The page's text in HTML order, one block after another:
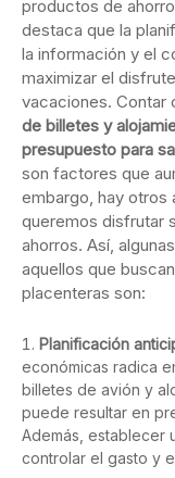
productos de
destaca que la
la información y el
maximizar el
vacaciones. Contar
de billetes y
presupuesto para
son factores que
embargo, hay otros
queremos disfrutar
ahorros. Así,
aquellos que
placenteras son:
Planificación
económicas radica
billetes de avión y
puede resultar en
Además, establecer
controlar el gasto y